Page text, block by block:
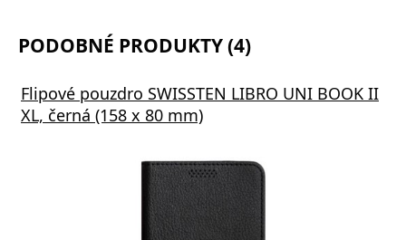
PODOBNÉ PRODUKTY (4)
Flipové pouzdro SWISSTEN LIBRO UNI BOOK II
XL, černá (158 x 80 mm)